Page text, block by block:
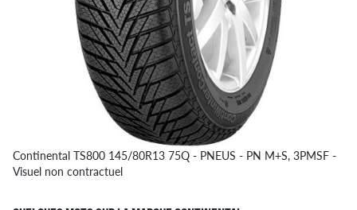
Continental TS800 145/80R13 75Q - PNEUS - PN M+S, 3PMSF -
Visuel non contractuel